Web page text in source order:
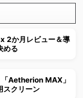
2か月レビュー＆導
める
Aetherion MAX」
スクリーン